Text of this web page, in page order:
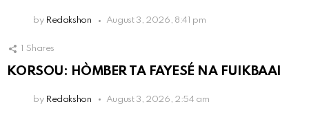
by Redakshon August 3, 2026, 8:41 pm
Shares
KORSOU: HÒMBER TA FAYESÉ NA FUIKBAAI
by Redakshon August 3, 2026, 2:54 am